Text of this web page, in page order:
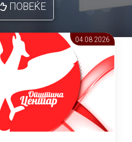
ПОВЕЌЕ
04.08 2026